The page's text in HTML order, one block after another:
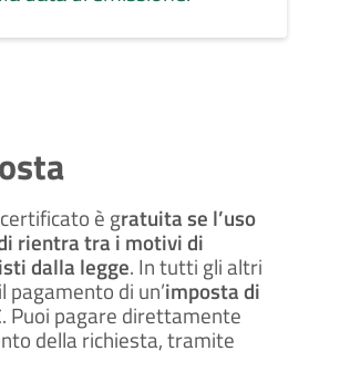
è gratuita se l’uso
rientra tra i motivi di
dalla legge. In tutti gli altri
pagamento di un’imposta di
. Puoi pagare direttamente
della richiesta, tramite